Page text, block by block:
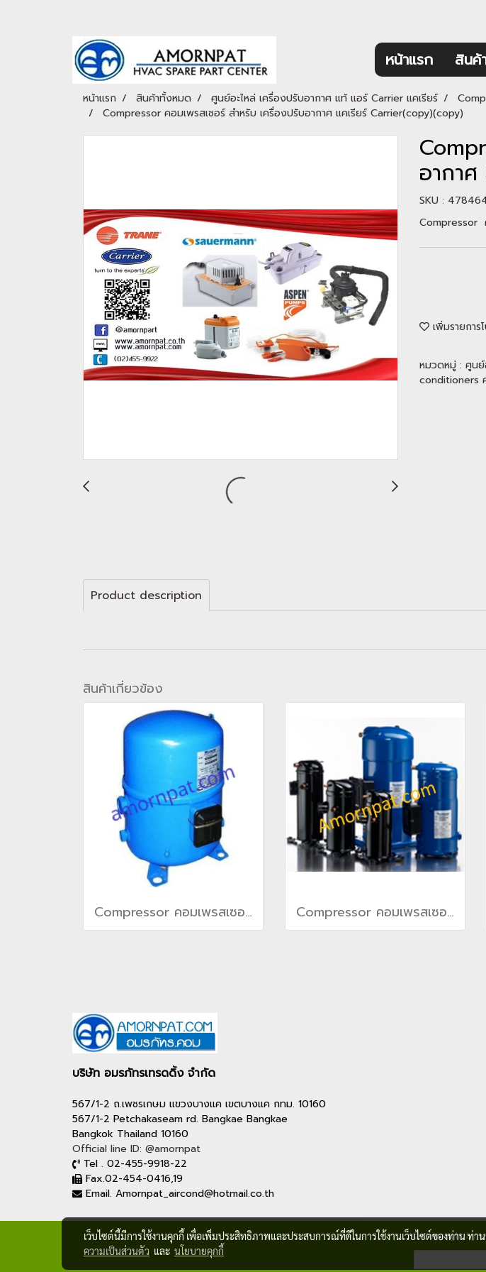
หน้าแรก สินค้
หน้าแรก สินค้าทั้งหมด ศูนย์อะไหล่ เครื่องปรับอากาศ แท้ แอร์ Carrier แคเรียร์
Compressor คอมเพรสเซอร์ สำหรับ เครื่องปรับอากาศ แคเรียร์ Carrier(copy)(copy)
อากา
SKU :
Compressor
เพิ่มรายการ
หมวดหมู่ : ศูนย์
conditioners
Product description
สินค้าเกี่ยวข้อง
Compressor คอมเพรสเซอร์ สำหรับ เครื่องปรับอากาศ แคเรียร์ Carrier(copy)(copy)(copy)(copy)(copy) Compressor คอมเพรสเซอร์ สำหรับ เครื่องปรับอากาศ แคเรียร์ Carrier(copy)(copy)(copy)(copy)(copy)
บริษัท อมรภัทรเทรดดิ้ง จำกัด
567/1-2 ถ.เพชรเกษม แขวงบางแค เขตบางแค กทม. 10160
567/1-2 Petchakaseam rd. Bangkae Bangkae
Bangkok Thailand 10160
Official line ID: @amornpat
Tel . 02-455-9918-22
Fax.02-454-0416,19
Email. Amornpat_aircond@hotmail.co.th
© Copyright by
เว็บไซต์นี้มีการใช้งานคุกกี้ เพื่อเพิ่มประสิทธิภาพและประสบการณ์ที่ดีในการใช้งานเว็บไซต์ของท่าน ท่า
ความเป็นส่วนตัว และ นโยบายคุกกี้